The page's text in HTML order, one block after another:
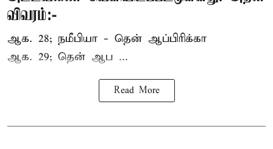
விவரம்:-
ஆக. 28; நமீபியா - தென் ஆப்பிரிக்கா
ஆக. 29; தென் ஆப ...
Read More